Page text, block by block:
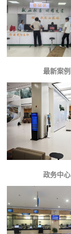
最新案例
政务中心